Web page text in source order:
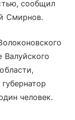
сообщил
Смирнов.
Валуйского
человек.